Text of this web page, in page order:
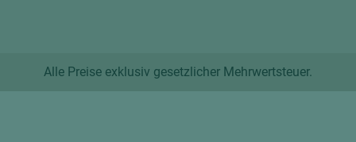
Alle Preise exklusiv gesetzlicher Mehrwertsteuer.